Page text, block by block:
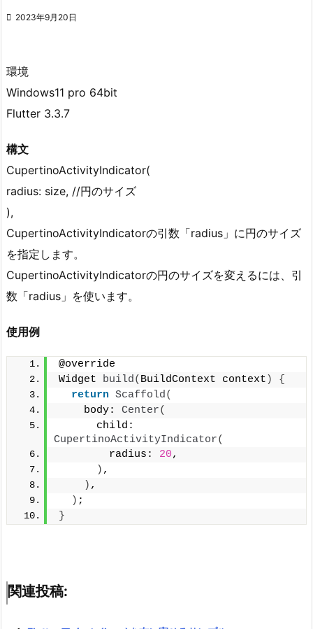
 2023年9月20日
環境
Windows11 pro 64bit
Flutter 3.3.7
構文
CupertinoActivityIndicator(
radius: size, //円のサイズ
),
CupertinoActivityIndicatorの引数「radius」に円のサイズ
を指定します。
CupertinoActivityIndicatorの円のサイズを変えるには、引
数「radius」を使います。
使用例
@override
Widget build( BuildContext context )
{
return Scaffold(
    body:
Center(
CupertinoActivityIndicator(
        radius:
20,
) ,
) ,
) ;
}
関連投稿: